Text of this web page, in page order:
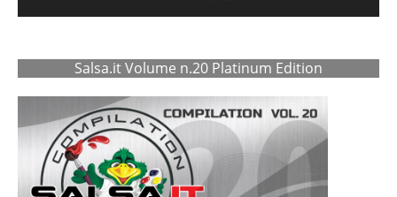
Salsa.it Volume n.20 Platinum Edition